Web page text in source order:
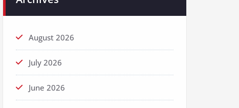
August 2026
July 2026
June 2026